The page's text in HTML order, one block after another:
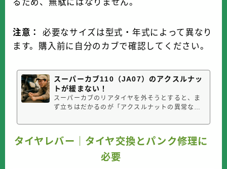
るため、無駄にはなりません。
注意：
必要なサイズは型式・年式によって異なり
ます。購入前に自分のカブで確認してください。
スーパーカブ110（JA07）のアクスルナッ
トが緩まない！
スーパーカブのリアタイヤを外そうとすると、ま
ず立ちはだかるのが「アクスルナットの異常な固
初の壁としてぶつかるポイントです。今回は、実
際の体験をもとに“なぜこんなに固いのか”と“どう
すれば緩むのか”をわかりやすくまとめました。ア
クスルナットが固すぎる理由カブ...
タイヤレバー｜タイヤ交換とパンク修理に
必要